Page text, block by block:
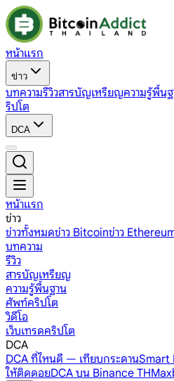
หน้าแรก
ข่าว
บทความรีวิวสารบัญเหรียญความรู้พื้น
ริปโต
DCA
หน้าแรก
ข่าว
ข่าวทั้งหมดข่าว Bitcoinข่าว
บทความ
รีวิว
สารบัญเหรียญ
ความรู้พื้นฐาน
ศัพท์คริปโต
วิดีโอ
เว็บเทรดคริปโต
DCA
DCA ที่ไหนดี — เทียบกระดานSmart
ให้ติดดอยDCA บน Binance TH